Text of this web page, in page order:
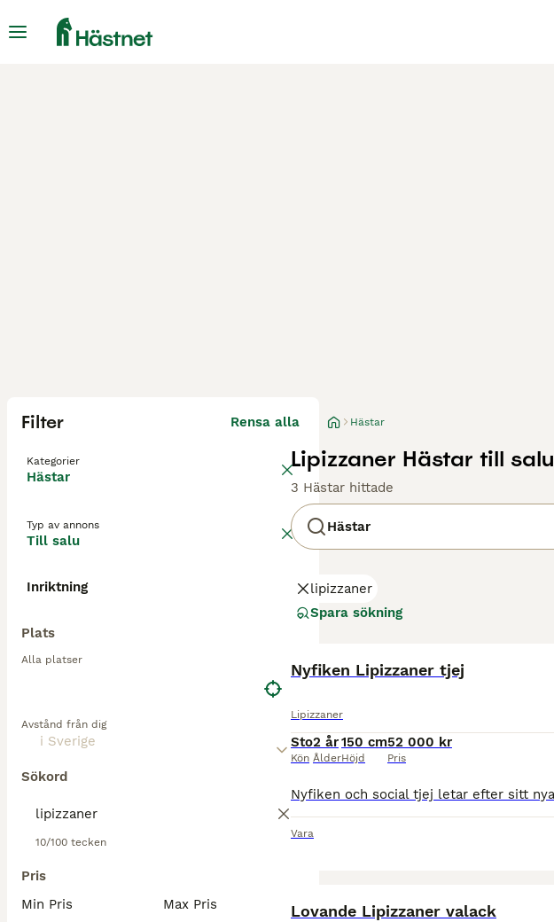
Filter Rensa alla
Kategorier
Hästar
Typ av annons
Till salu
Inriktning
Plats
Alla platser
Avstånd från dig
Sökord
10/100 tecken
Pris
Min Pris
Max Pris
Hästar
Lipizzaner Hästar till salu
3 Hästar hittade
Hästar
lipizzaner
Spara sökning
Nyfiken Lipizzaner tjej
Lipizzaner
Sto
Kön
2 år
Ålder
150 cm
Höjd
52 000 kr
Pris
Vara
Lovande Lipizzaner valack